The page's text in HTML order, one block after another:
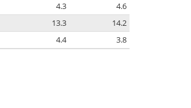
4.3
4.6
13.3
14.2
4.4 3.8